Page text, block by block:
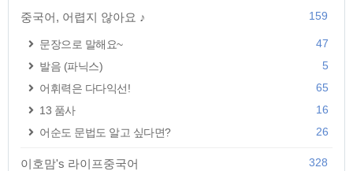
중국어, 어렵지 않아요 ♪ 159
문장으로 말해요~
47
발음 (파닉스)
5
어휘력은 다다익선!
65
13 품사
16
어순도 문법도 알고 싶다면?
26
이호맘's 라이프중국어 328